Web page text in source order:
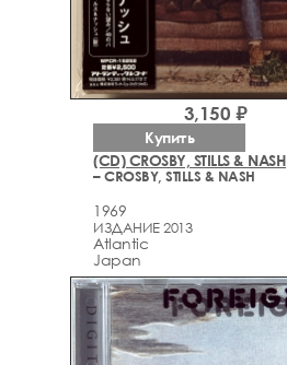
(CD) CROSBY, STILLS & NASH
– CROSBY, STILLS & NASH
1969
ИЗДАНИЕ 2013
Atlantic
Japan
3,150 ₽
Купить